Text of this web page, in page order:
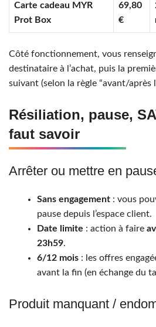
Carte cadeau MYR
Prot Box
69,80
€
Côté fonctionnement, vous
destinataire à l’achat, puis la
suivant (selon la règle “avant/après
Résiliation, pause,
faut savoir
Arrêter ou mettre en
Sans engagement : vous
pause depuis l’espace client.
Date limite : action à faire
23h59.
6/12 mois : les offres
avant la fin (en échange du
Produit manquant /